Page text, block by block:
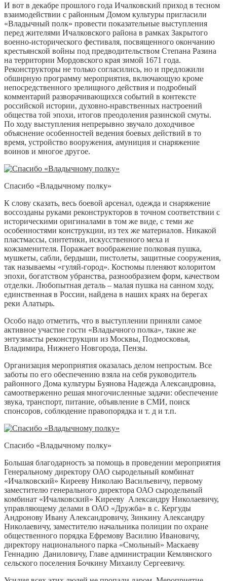
И вот в декабре прошлого года Ичалковский приход в тесном
взаимодействии с районным Домом культуры пригласили
«Владычный полк» провести показательные выступления
перед жителями Ичалковского района в рамках Закрытого
военно-исторического фестиваля, посвященного окончанию
крестьянской войны под предводительством Степана Разина
на территории Мордовского края зимой 1671 года.
Реконструкторы не только согласились, но и предложили
обширную программу мероприятия, включающую кроме
непосредственного зрелищного действия и подробный
комментарий разворачивающихся событий в контексте
российской истории, духовно-нравственных настроений
общества той эпохи, итогов преодоления разинской смуты.
По ходу выступления непрерывно звучало доходчивое
объяснение особенностей ведения боевых действий в то
время, устройство вооружения, амуниция и снаряжение
воинов и многое другое.
Спасибо «Владычному полку»
К слову сказать, весь боевой арсенал, одежда и снаряжение
воссозданы руками реконструкторов в точном соответствии с
историческими оригиналами в том же виде, с теми же
особенностями конструкции, из тех же материалов. Никакой
пластмассы, синтетики, искусственного меха и
кожзаменителя. Поражает воображение полковая пушка,
мушкеты, сабли, бердыши, пистолеты, защитные сооружения,
так называемы «гуляй-город». Костюмы пленяют колоритом
эпохи, богатством убранства, разнообразием форм, качеством
отделки. Любопытная деталь – малая пушка на санном ходу,
единственная в России, найдена в наших краях на берегах
реки Алатырь.
Особо надо отметить, что в выступлении приняли самое
активное участие гости «Владычного полка», такие же
энтузиасты реконструкции из Москвы, Подмосковья,
Владимира, Нижнего Новгорода, Пензы.
Организация мероприятия оказалась делом непростым. Все
заботы по его обеспечению взяла на себя руководитель
районного Дома культуры Буянова Надежда Александровна,
самоотверженно решая многочисленные задачи: обеспечение
звука, транспорт, питание, объявление в СМИ, поиск
спонсоров, соблюдение правопорядка и т. д и т.п.
Спасибо «Владычному полку»
Большая благодарность за помощь в проведении мероприятия
Генеральному директору ОАО сыродельный комбинат
«Ичалковский» Кирееву Николаю Васильевичу, первому
заместителю генерального директора ОАО сыродельный
комбинат «Ичалковский» Кирееву Александру Николаевичу,
управляющему делами в ОАО «Дружба» в с. Кергуды
Андронову Ивану Александровичу, Зинкину Александру
Николаевичу, заместителю начальника полиции по охране
общественного порядка Ефремову Василию Ивановичу,
директору национального парка «Смольный» Маскаеву
Геннадию Даниловичу, Главе администрации Кемлянского
сельского поселения Бочкину Михаилу Сергеевичу.